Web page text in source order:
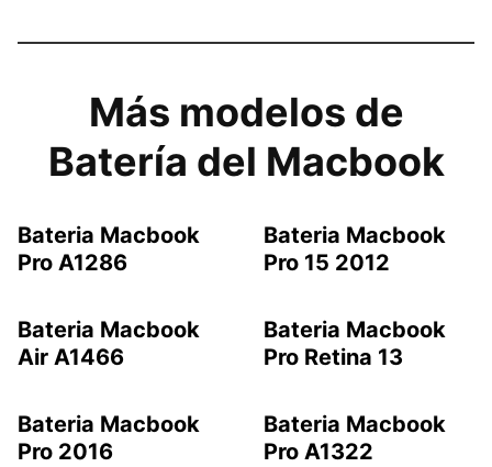
Más modelos de
Batería del Macbook
Bateria Macbook
Pro A1286
Bateria Macbook
Pro 15 2012
Bateria Macbook
Air A1466
Bateria Macbook
Pro Retina 13
Bateria Macbook
Pro 2016
Bateria Macbook
Pro A1322